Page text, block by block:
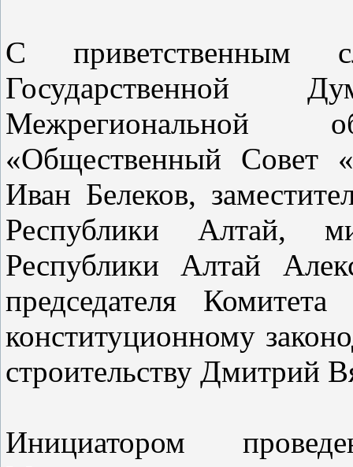
С приветственным
Государственной
Межрегиональной
«Общественный Совет
Иван Белеков,
Республики Алтай,
Республики Алтай
председателя
конституционному
строительству Дмитрий
Инициатором